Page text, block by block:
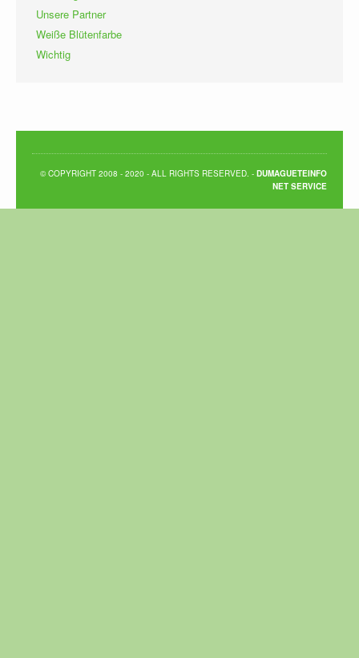
Unsere Partner
Weiße Blütenfarbe
Wichtig
© COPYRIGHT 2008 - 2020 - ALL RIGHTS RESERVED. - DUMAGUETEINFO
NET SERVICE